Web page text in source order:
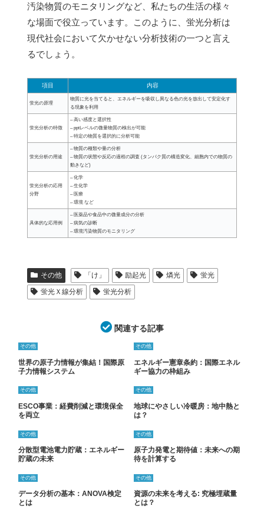
汚染物質のモニタリングなど、私たちの生活の様々
な場面で役立っています。このように、蛍光分析は
現代社会において欠かせない分析技術の一つと言え
るでしょう。
項目 内容
蛍光の原理
物質に光を当てると、エネルギーを吸収し異なる色の光を放出して安定化す
る現象を利用
蛍光分析の特徴
– 高い感度と選択性
– pptレベルの微量物質の検出が可能
– 特定の物質を選択的に分析可能
蛍光分析の用途
– 物質の種類や量の分析
– 物質の状態や反応の過程の調査 (タンパク質の構造変化、細胞内での物質の
動きなど)
蛍光分析の応用
分野
– 化学
– 生化学
– 医療
– 環境 など
具体的な応用例
– 医薬品や食品中の微量成分の分析
– 病気の診断
– 環境汚染物質のモニタリング
その他 「け」 励起光 燐光
蛍光
蛍光Ｘ線分析
蛍光分析
関連する記事
その他
世界の原子力情報が集結！国際原
子力情報システム
その他
エネルギー憲章条約：国際エネル
ギー協力の枠組み
その他
ESCO事業：経費削減と環境保全
を両立
その他
地球にやさしい冷暖房：地中熱と
は？
その他
分散型電池電力貯蔵：エネルギー
貯蔵の未来
その他
原子力発電と期待値：未来への期
待を計算する
その他
データ分析の基本：ANOVA検定
とは
その他
資源の未来を考える: 究極埋蔵量
とは？